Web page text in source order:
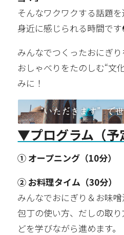
そんなワクワクする話題
身近に感じられる時間で
みんなでつくったおにぎり
おしゃべりをたのしむ“文
みに！
▼プログラム（予
① オープニング（10分）
② お料理タイム（30分）
みんなでおにぎり＆お味噌
包丁の使い方、だしの取
どを学びながら進めます。